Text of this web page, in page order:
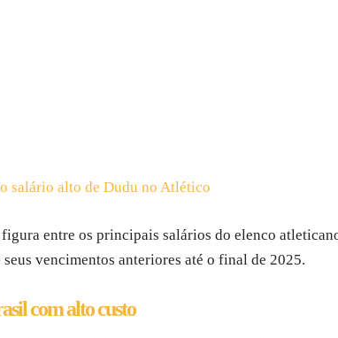
salário alto de Dudu no Atlético
entre os principais salários do elenco
vencimentos anteriores até o final de 2025.
com alto custo